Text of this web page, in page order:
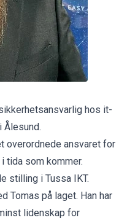
hos it-
Ålesund.
overordnede ansvaret for
tida som kommer.
stilling i Tussa IKT.
Tomas på laget. Han har
lidenskap for